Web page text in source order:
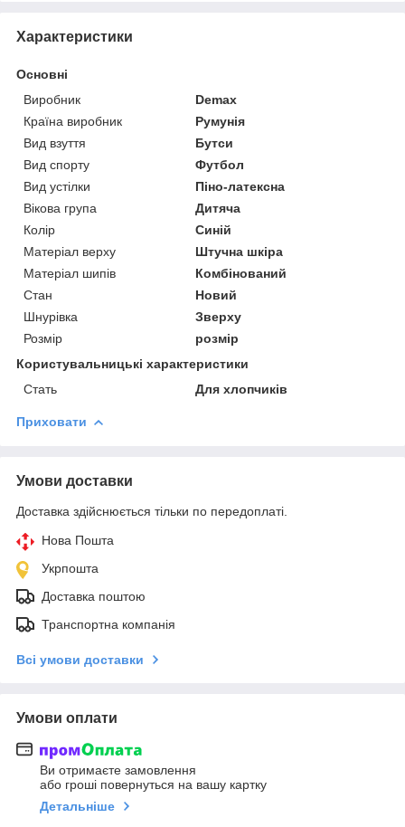
Характеристики
Основні
Виробник
Demax
Країна виробник
Румунія
Вид взуття
Бутси
Вид спорту
Футбол
Вид устілки
Піно-латексна
Вікова група
Дитяча
Колір
Синій
Матеріал верху
Штучна шкіра
Матеріал шипів
Комбінований
Стан
Новий
Шнурівка
Зверху
Розмір
розмір
Користувальницькі характеристики
Стать
Для хлопчиків
Приховати
Умови доставки
Доставка здійснюється тільки по передоплаті.
Нова Пошта
Укрпошта
Доставка поштою
Транспортна компанія
Всі умови доставки
Умови оплати
Ви отримаєте замовлення
або гроші повернуться на вашу картку
Детальніше